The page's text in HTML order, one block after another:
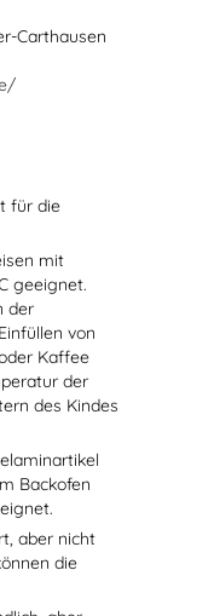
Carthausen
für die
mit
geeignet.
der
von
Kaffee
der
des Kindes
Backofen
aber nicht
die